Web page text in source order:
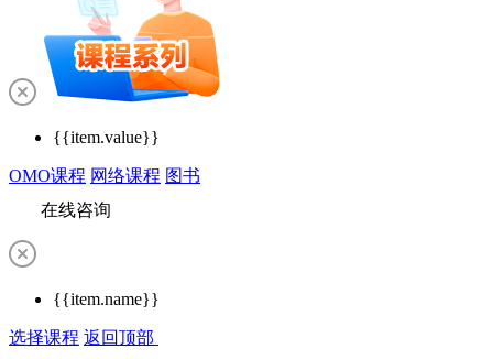
{{item.value}}
OMO课程 网络课程 图书
在线咨询
{{item.name}}
选择课程 返回顶部